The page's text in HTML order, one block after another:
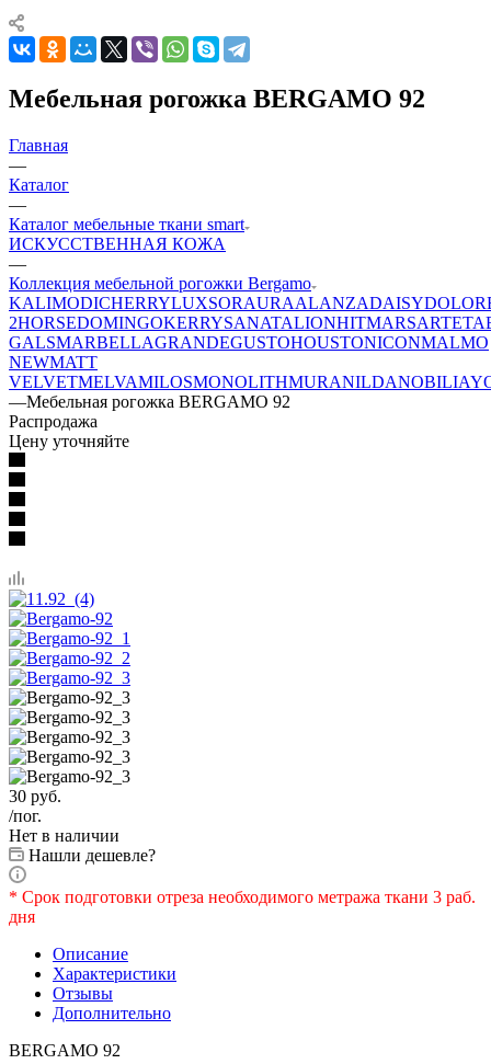
Мебельная рогожка BERGAMO 92
Главная
—
Каталог
—
Каталог мебельные ткани smart
ИСКУССТВЕННАЯ КОЖА
—
Коллекция мебельной рогожки Bergamo
KALIMODICHERRYLUXSORAURAALANZADAISY
2HORSEDOMINGOKERRYSANATALIONHITMARSARTE
GALSMARBELLAGRANDEGUSTOHOUSTONICONMALMO
NEWMATT
VELVETMELVAMILOSMONOLITHMURANILDANOBILIA
—Мебельная рогожка BERGAMO 92
Распродажа
Цену уточняйте
30 руб.
/пог.
Нет в наличии
Нашли дешевле?
* Срок подготовки отреза необходимого метража ткани 3 раб.
дня
Описание
Характеристики
Отзывы
Дополнительно
BERGAMO 92